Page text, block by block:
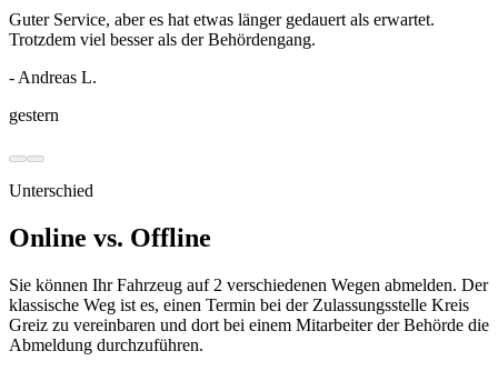
Guter Service, aber es hat etwas länger gedauert als erwartet.
Trotzdem viel besser als der Behördengang.
- Andreas L.
gestern
Unterschied
Online vs. Offline
Sie können Ihr Fahrzeug auf 2 verschiedenen Wegen abmelden. Der
klassische Weg ist es, einen Termin bei der Zulassungsstelle Kreis
Greiz zu vereinbaren und dort bei einem Mitarbeiter der Behörde die
Abmeldung durchzuführen.